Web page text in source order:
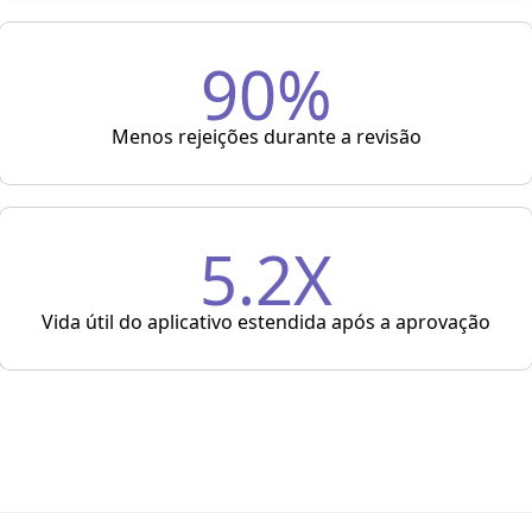
90%
Menos rejeições durante a revisão
5.2X
Vida útil do aplicativo estendida após a aprovação